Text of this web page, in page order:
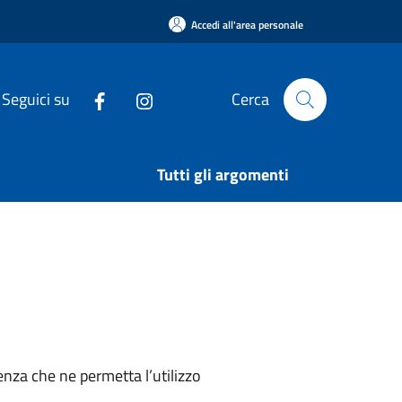
Accedi all'area personale
Seguici su Cerca
Tutti gli argomenti
che ne permetta l’utilizzo